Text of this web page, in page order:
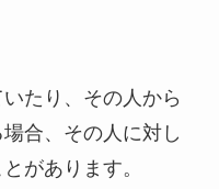
たり​​、その人から
合、その人に対し
があります。